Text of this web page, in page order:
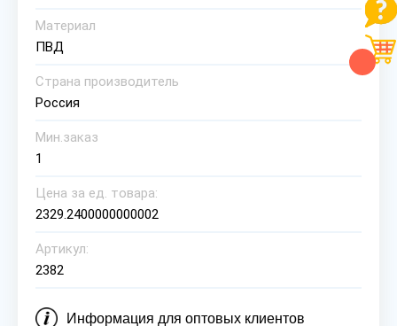
Материал
ПВД
Страна производитель
Россия
Мин.заказ
1
Цена за ед. товара:
2329.2400000000002
Артикул:
2382
Информация для оптовых клиентов